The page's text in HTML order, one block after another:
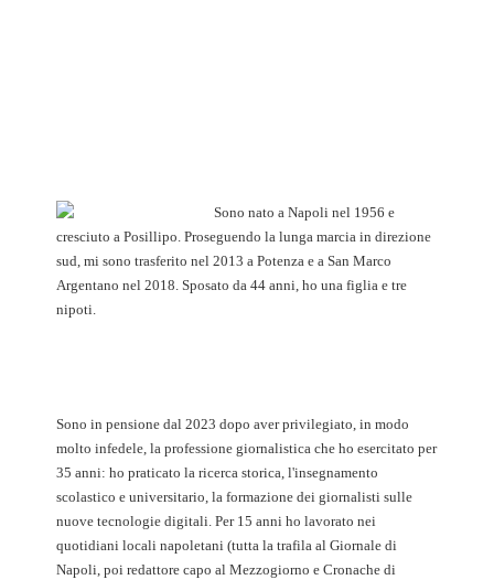
Sono nato a Napoli nel 1956 e
cresciuto a Posillipo. Proseguendo la lunga marcia in direzione
sud, mi sono trasferito nel 2013 a Potenza e a San Marco
Argentano nel 2018. Sposato da 44 anni, ho una figlia e tre
nipoti.
Sono in pensione dal 2023 dopo aver privilegiato, in modo
molto infedele, la professione giornalistica che ho esercitato per
35 anni: ho praticato la ricerca storica, l'insegnamento
scolastico e universitario, la formazione dei giornalisti sulle
nuove tecnologie digitali. Per 15 anni ho lavorato nei
quotidiani locali napoletani (tutta la trafila al Giornale di
Napoli, poi redattore capo al Mezzogiorno e Cronache di